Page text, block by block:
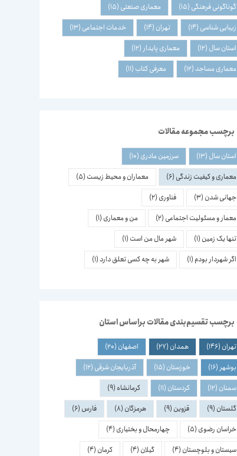
گوناگونی فرهنگی (15) معماری صنعتی (15)
زیبایی شناسی (14) تهران (14) خدمات اجتماعی (13)
استان سال (12) معماری پایدار (12)
معماری مساجد(12) معرفی کتاب (11)
برچسب مجموعه مقالات
استان سال (13) سرزمین مادری (10)
معماری و کیفیت زندگی (6) معماران و محیط زیست (5)
جهانی شدن (3) فناوری (2)
معمار و مسئولیت اجتماعی (2) من و معماری (1)
تنها یک زمین (1) شهر مال من است (1)
اگر شهردار بودم (1) شهر به چه کسی تعلق دارد(1)
برچسب تقسیم‌بندی مقالات براساس استان
تهران (146) همدان (27) اصفهان (20)
بوشهر (16) خوزستان (15) آذربایجان شرقی (12)
سمنان (12) کردستان (11) کرمانشاه (9)
گلستان (9) قزوین (9) هرمزگان (8) فارس (6)
خراسان رضوی (5) چهارمحال و بختیاری (4)
سیستان و بلوچستان (4) گیلان (4) کرمان (4)